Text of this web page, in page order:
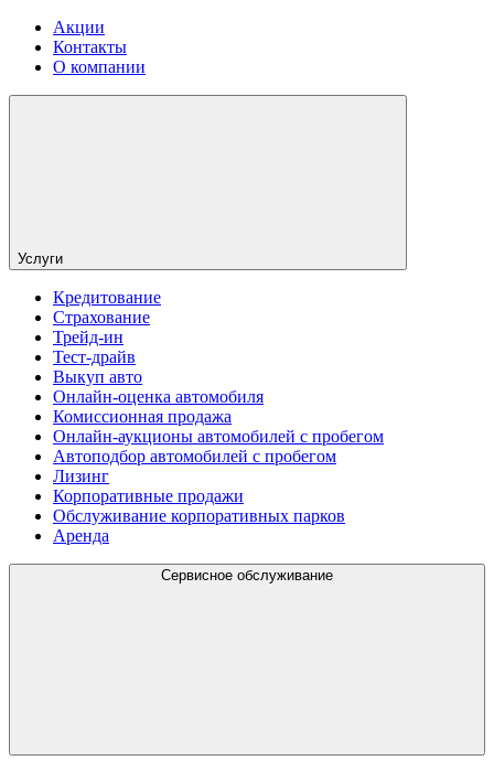
Акции
Контакты
О компании
Услуги
Кредитование
Страхование
Трейд-ин
Тест-драйв
Выкуп авто
Онлайн-оценка автомобиля
Комиссионная продажа
Онлайн-аукционы автомобилей с пробегом
Автоподбор автомобилей с пробегом
Лизинг
Корпоративные продажи
Обслуживание корпоративных парков
Аренда
Сервисное обслуживание